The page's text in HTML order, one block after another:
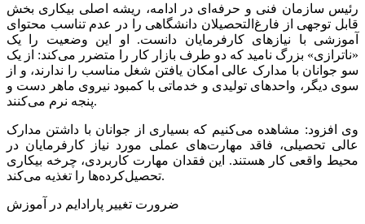
رئیس سازمان فنی و حرفه‌ای در ادامه، ریشه اصلی بیکاری بخش
قابل توجهی از فارغ‌التحصیلان دانشگاهی را در عدم تناسب محتوای
آموزشی با نیازهای کارفرمایان دانست. او این وضعیت را یک
«ناترازی» بزرگ نامید که دو طرف بازار کار را متضرر می‌کند: از یک
سو جوانان با مدارک عالی امکان یافتن شغل مناسب را ندارند، و از
سوی دیگر، واحدهای تولیدی و خدماتی با کمبود نیروی ماهر دست و
پنجه نرم می‌کنند.
وی افزود: مشاهده می‌کنیم که بسیاری از جوانان با داشتن مدارک
عالی تحصیلی، فاقد مهارت‌های عملی مورد نیاز کارفرمایان در
محیط واقعی کار هستند. این فقدان مهارت کاربردی، چرخه بیکاری
تحصیل‌کرده‌ها را تغذیه می‌کند.
ضرورت تغییر پارادایم در آموزش